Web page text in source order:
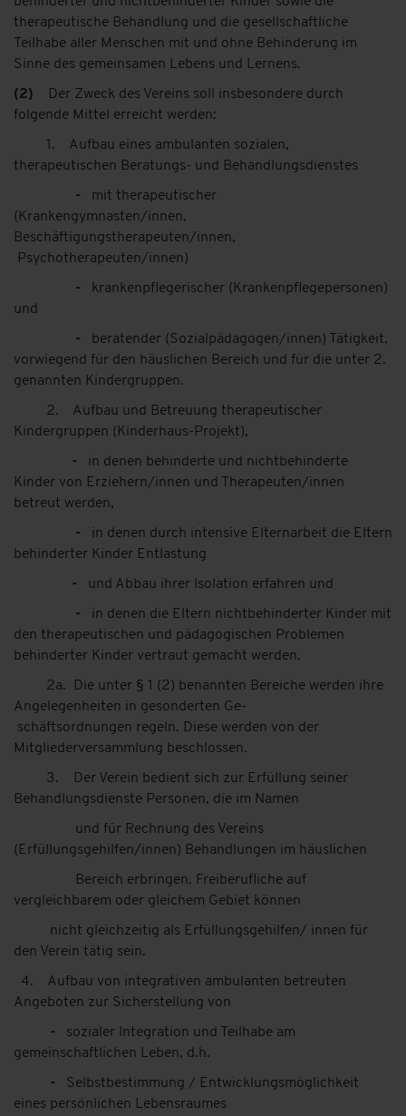
therapeutische Behandlung und die gesellschaftliche
Teilhabe aller Menschen mit und ohne Behinderung im
Sinne des gemeinsamen Lebens und Lernens.
(2) Der Zweck des Vereins soll insbesondere durch
folgende Mittel erreicht werden:
1. Aufbau eines ambulanten sozialen,
therapeutischen Beratungs- und Behandlungsdienstes
- mit therapeutischer
(Krankengymnasten/innen,
Beschäftigungstherapeuten/innen,
Psychotherapeuten/innen)
- krankenpflegerischer (Krankenpflegepersonen)
und
- beratender (Sozialpädagogen/innen) Tätigkeit,
vorwiegend für den häuslichen Bereich und für die unter 2.
genannten Kindergruppen.
2. Aufbau und Betreuung therapeutischer
Kindergruppen (Kinderhaus-Projekt),
- in denen behinderte und nichtbehinderte
Kinder von Erziehern/innen und Therapeuten/innen
betreut werden,
- in denen durch intensive Elternarbeit die Eltern
behinderter Kinder Entlastung
- und Abbau ihrer Isolation erfahren und
- in denen die Eltern nichtbehinderter Kinder mit
den therapeutischen und pädagogischen Problemen
behinderter Kinder vertraut gemacht werden.
2a. Die unter § 1 (2) benannten Bereiche werden ihre
Angelegenheiten in gesonderten Ge-
schäftsordnungen regeln. Diese werden von der
Mitgliederversammlung beschlossen.
3. Der Verein bedient sich zur Erfüllung seiner
Behandlungsdienste Personen, die im Namen
und für Rechnung des Vereins
(Erfüllungsgehilfen/innen) Behandlungen im häuslichen
Bereich erbringen. Freiberufliche auf
vergleichbarem oder gleichem Gebiet können
nicht gleichzeitig als Erfüllungsgehilfen/ innen für
den Verein tätig sein.
4. Aufbau von integrativen ambulanten betreuten
Angeboten zur Sicherstellung von
- sozialer Integration und Teilhabe am
gemeinschaftlichen Leben, d.h.
- Selbstbestimmung / Entwicklungsmöglichkeit
eines persönlichen Lebensraumes